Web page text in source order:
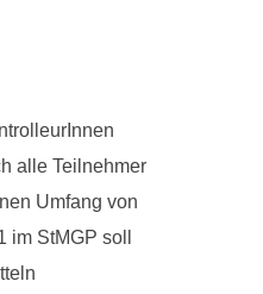
alle Teilnehmer
Umfang von
StMGP soll